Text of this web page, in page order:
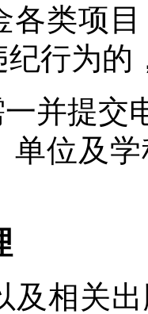
各类项
行为的
并提交
单位及
及相关